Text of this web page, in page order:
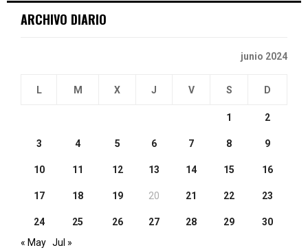
ARCHIVO DIARIO
junio 2024
L M X J V S D
1 2
3 4 5 6 7 8 9
10 11 12 13 14 15 16
17 18 19 20 21 22 23
24 25 26 27 28 29
30
« May Jul »